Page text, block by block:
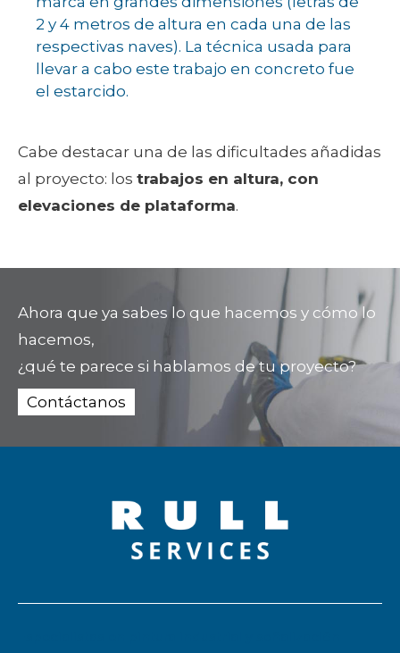
2 y 4 metros de altura en cada una de las
respectivas naves). La técnica usada para
llevar a cabo este trabajo en concreto fue
el estarcido.
Cabe destacar una de las dificultades añadidas
al proyecto: los trabajos en altura, con
elevaciones de plataforma.
Ahora que ya sabes lo que hacemos y cómo lo
hacemos,
¿qué te parece si hablamos de tu proyecto?
Contáctanos